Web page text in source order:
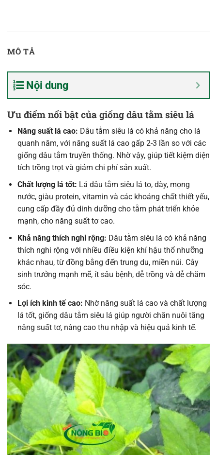
MÔ TẢ
Nội dung
Ưu điểm nổi bật của giống dâu tằm siêu lá
Năng suất lá cao: Dâu tằm siêu lá có khả năng cho lá
quanh năm, với năng suất lá cao gấp 2-3 lần so với các
giống dâu tằm truyền thống. Nhờ vậy, giúp tiết kiệm diện
tích trồng trọt và giảm chi phí sản xuất.
Chất lượng lá tốt: Lá dâu tằm siêu lá to, dày, mọng
nước, giàu protein, vitamin và các khoáng chất thiết yếu,
cung cấp đầy đủ dinh dưỡng cho tằm phát triển khỏe
mạnh, cho năng suất tơ cao.
Khả năng thích nghi rộng: Dâu tằm siêu lá có khả năng
thích nghi rộng với nhiều điều kiện khí hậu thổ nhưỡng
khác nhau, từ đồng bằng đến trung du, miền núi. Cây
sinh trưởng mạnh mẽ, ít sâu bệnh, dễ trồng và dễ chăm
sóc.
Lợi ích kinh tế cao: Nhờ năng suất lá cao và chất lượng
lá tốt, giống dâu tằm siêu lá giúp người chăn nuôi tăng
năng suất tơ, nâng cao thu nhập và hiệu quả kinh tế.